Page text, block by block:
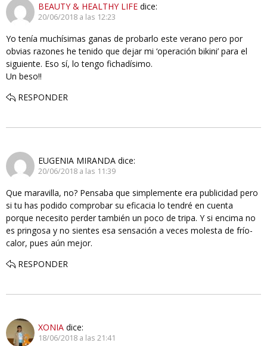
BEAUTY & HEALTHY LIFE dice:
20/06/2018 a las 12:23
Yo tenía muchísimas ganas de probarlo este verano pero por
obvias razones he tenido que dejar mi ‘operación bikini’ para el
siguiente. Eso sí, lo tengo fichadísimo.
Un beso!!
RESPONDER
EUGENIA MIRANDA dice:
20/06/2018 a las 11:39
Que maravilla, no? Pensaba que simplemente era publicidad pero
si tu has podido comprobar su eficacia lo tendré en cuenta
porque necesito perder también un poco de tripa. Y si encima no
es pringosa y no sientes esa sensación a veces molesta de frío-
calor, pues aún mejor.
RESPONDER
XONIA dice:
18/06/2018 a las 21:41